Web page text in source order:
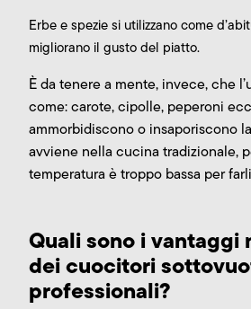
Erbe e spezie si utilizzano come
migliorano il gusto del piatto.
È da tenere a mente, invece, che
come: carote, cipolle, peperoni
ammorbidiscono o insaporiscono
avviene nella cucina tradizionale,
temperatura è troppo bassa per
Quali sono i vantaggi
dei cuocitori
professionali?